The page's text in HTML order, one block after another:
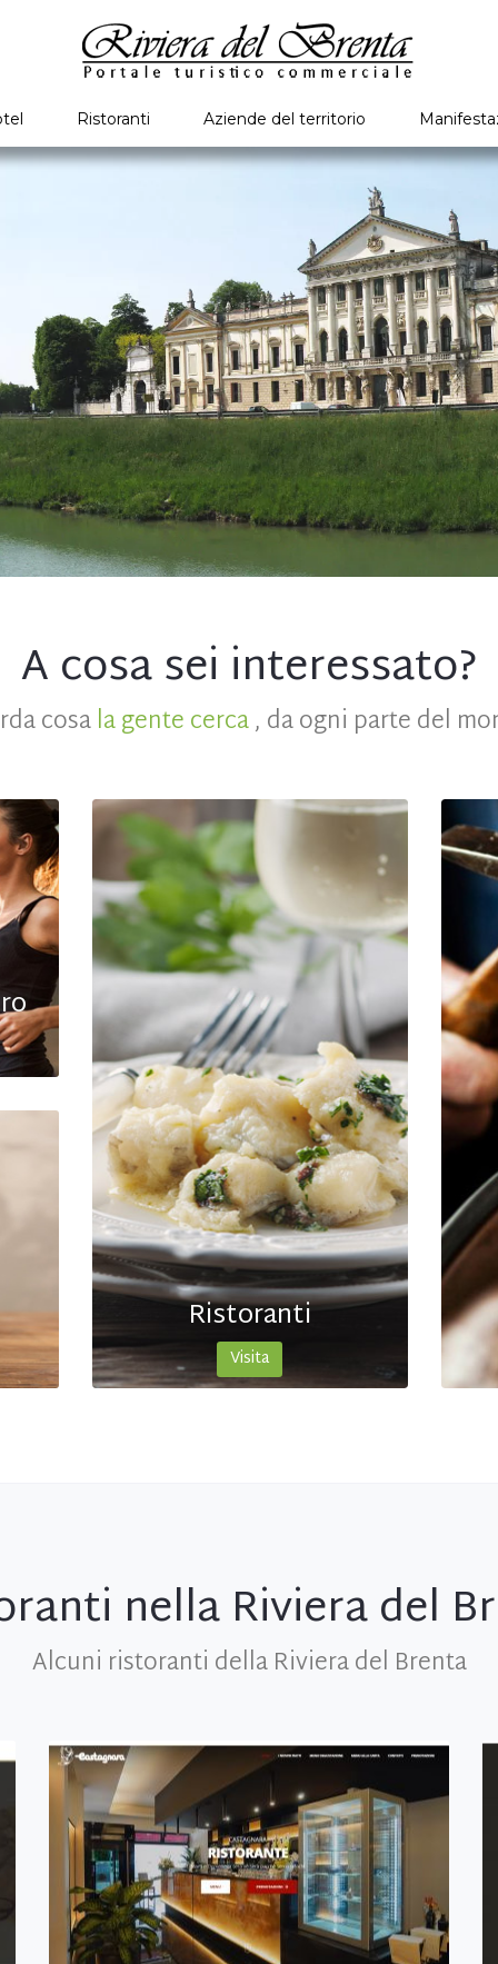
Ristoranti Aziende del territorio
A cosa sei interessato?
cosala gente cerca, da ogni parte del
Calzature
Visita
nella Riviera del
Alcuni ristoranti della Riviera del Brenta